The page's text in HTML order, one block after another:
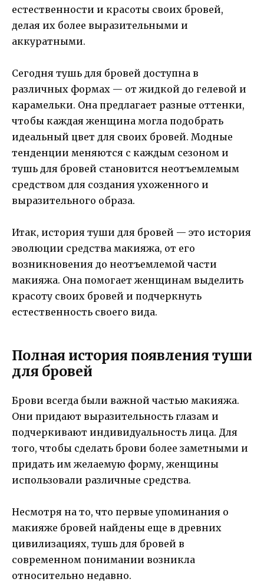
естественности и красоты своих бровей,
делая их более выразительными и
аккуратными.
Сегодня тушь для бровей доступна в
различных формах — от жидкой до гелевой и
карамельки. Она предлагает разные оттенки,
чтобы каждая женщина могла подобрать
идеальный цвет для своих бровей. Модные
тенденции меняются с каждым сезоном и
тушь для бровей становится неотъемлемым
средством для создания ухоженного и
выразительного образа.
Итак, история туши для бровей — это история
эволюции средства макияжа, от его
возникновения до неотъемлемой части
макияжа. Она помогает женщинам выделить
красоту своих бровей и подчеркнуть
естественность своего вида.
Полная история появления туши
для бровей
Брови всегда были важной частью макияжа.
Они придают выразительность глазам и
подчеркивают индивидуальность лица. Для
того, чтобы сделать брови более заметными и
придать им желаемую форму, женщины
использовали различные средства.
Несмотря на то, что первые упоминания о
макияже бровей найдены еще в древних
цивилизациях, тушь для бровей в
современном понимании возникла
относительно недавно.